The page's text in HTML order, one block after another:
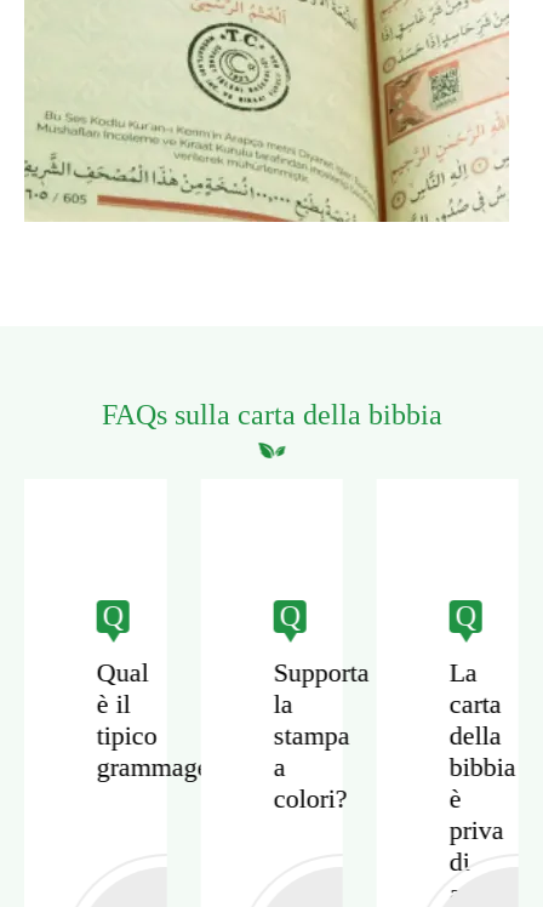
FAQs sulla carta della bibbia
Q
Qual
è il
tipico
grammage?
Q
Supporta
la
stampa
a
colori?
Q
La
carta
della
bibbia
è
priva
di
acidi?